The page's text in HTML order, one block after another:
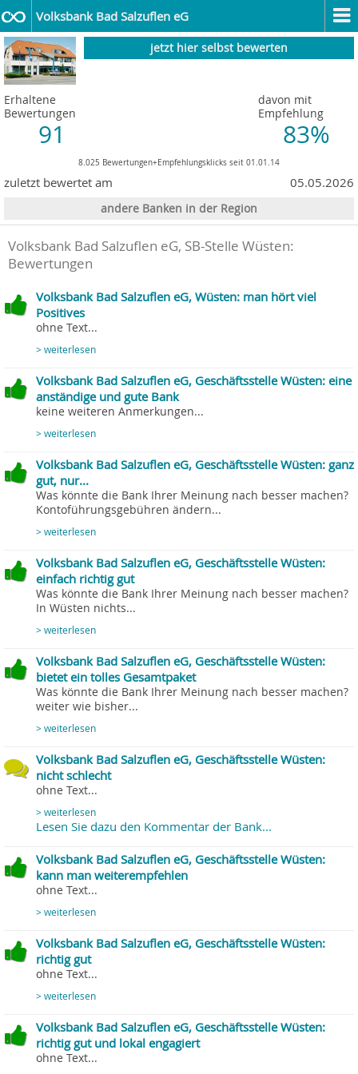
Volksbank Bad Salzuflen eG
jetzt hier selbst bewerten
Erhaltene
Bewertungen
91
davon mit
Empfehlung
83%
8.025 Bewertungen+Empfehlungsklicks seit 01.01.14
zuletzt bewertet am 05.05.2026
andere Banken in der Region
Volksbank Bad Salzuflen eG, SB-Stelle Wüsten:
Bewertungen
Volksbank Bad Salzuflen eG, Wüsten: man hört viel
Positives
ohne Text...
> weiterlesen
Volksbank Bad Salzuflen eG, Geschäftsstelle Wüsten: eine
anständige und gute Bank
keine weiteren Anmerkungen...
> weiterlesen
Volksbank Bad Salzuflen eG, Geschäftsstelle Wüsten: ganz
gut, nur...
Was könnte die Bank Ihrer Meinung nach besser machen?
Kontoführungsgebühren ändern...
> weiterlesen
Volksbank Bad Salzuflen eG, Geschäftsstelle Wüsten:
einfach richtig gut
Was könnte die Bank Ihrer Meinung nach besser machen?
In Wüsten nichts...
> weiterlesen
Volksbank Bad Salzuflen eG, Geschäftsstelle Wüsten:
bietet ein tolles Gesamtpaket
Was könnte die Bank Ihrer Meinung nach besser machen?
weiter wie bisher...
> weiterlesen
Volksbank Bad Salzuflen eG, Geschäftsstelle Wüsten:
nicht schlecht
ohne Text...
> weiterlesen
Lesen Sie dazu den Kommentar der Bank...
Volksbank Bad Salzuflen eG, Geschäftsstelle Wüsten:
kann man weiterempfehlen
ohne Text...
> weiterlesen
Volksbank Bad Salzuflen eG, Geschäftsstelle Wüsten:
richtig gut
ohne Text...
> weiterlesen
Volksbank Bad Salzuflen eG, Geschäftsstelle Wüsten:
richtig gut und lokal engagiert
ohne Text...